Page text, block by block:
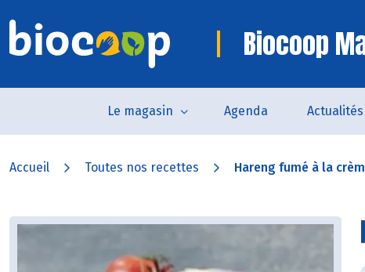
Biocoop
Le magasin Agenda Actualités
Accueil Toutes nos recettes Hareng fumé à la